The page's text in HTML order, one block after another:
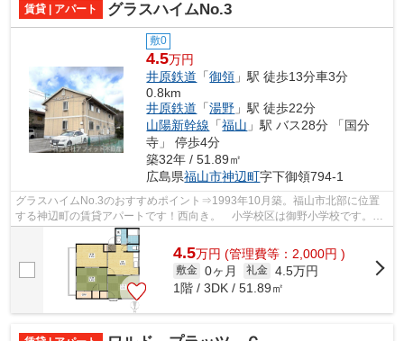
賃貸 | アパート グラスハイムNo.3
敷0
4.5万円
井原鉄道 「御領 」駅 徒歩13分車3分
0.8km
井原鉄道 「湯野 」駅 徒歩22分
山陽新幹線 「福山 」駅 バス28分 「国分
寺」 停歩4分
築32年 / 51.89㎡
広島県福山市神辺町字下御領794-1
グラスハイムNo.3のおすすめポイント⇒1993年10月築。福山市北部に位置
する神辺町の賃貸アパートです！西向き。 小学校区は御野小学校です。
コンビニまで徒歩約4分の距離なのでちょ...
4.5万円 (管理費等：2,000円 )
敷金 0ヶ月 礼金 4.5万円
1階 / 3DK / 51.89㎡